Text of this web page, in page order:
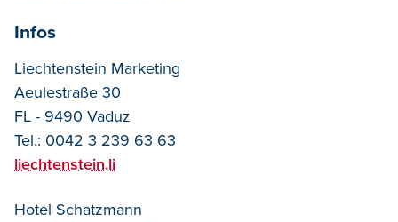
Infos
Liechtenstein Marketing
Aeulestraße 30
FL - 9490 Vaduz
Tel.: 0042 3 239 63 63
liechtenstein.li
Hotel Schatzmann